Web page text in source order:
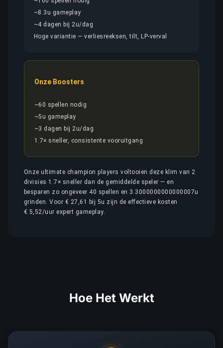
~8.3u gameplay
~4 dagen bij 2u/dag
Hoge variantie — verliesreeksen, tilt, LP-verval
Onze Boosters
~60 spellen nodig
~5u gameplay
~3 dagen bij 2u/dag
1.7× sneller, consistente vooruitgang
Onze ultimate champion players voltooien deze klim van 2
divisies 1.7× sneller dan de gemiddelde speler — en
besparen zo ongeveer 40 spellen en 3.3000000000000007u
grinden. Voor € 27,61 bij 5u zijn de effectieve kosten
€ 5,52/uur expert gameplay.
Hoe Het Werkt